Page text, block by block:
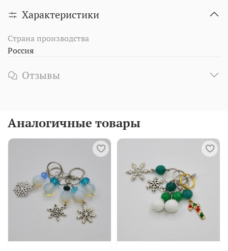
Характеристики
Страна производства
Россия
Отзывы
Аналогичные товары